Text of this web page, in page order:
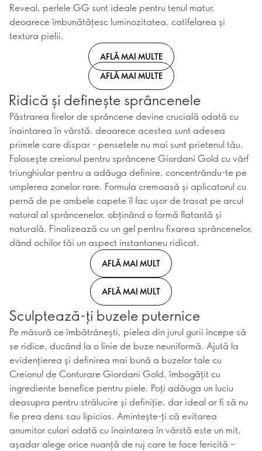
Reveal, perlele GG sunt ideale pentru tenul matur,
deoarece îmbunătățesc luminozitatea, catifelarea și
textura pielii.
AFLĂ MAI MULTE
AFLĂ MAI MULTE
Ridică și definește sprâncenele
Păstrarea firelor de sprâncene devine crucială odată cu
înaintarea în vârstă, deoarece acestea sunt adesea
primele care dispar - pensetele nu mai sunt prietenul tău.
Folosește creionul pentru sprâncene Giordani Gold cu vârf
triunghiular pentru a adăuga definire, concentrându-te pe
umplerea zonelor rare. Formula cremoasă și aplicatorul cu
pernă de pe ambele capete îl fac ușor de trasat pe arcul
natural al sprâncenelor, obținând o formă flatantă și
naturală. Finalizează cu un gel pentru fixarea sprâncenelor,
dând ochilor tăi un aspect instantaneu ridicat.
AFLĂ MAI MULT
AFLĂ MAI MULT
Sculptează-ți buzele puternice
Pe măsură ce îmbătrânești, pielea din jurul gurii începe să
se ridice, ducând la o linie de buze neuniformă. Ajută la
evidențierea și definirea mai bună a buzelor tale cu
Creionul de Conturare Giordani Gold, îmbogățit cu
ingrediente benefice pentru piele. Poți adăuga un luciu
deasupra pentru strălucire și definiție, dar ideal ar fi să nu
fie prea dens sau lipicios. Amintește-ți că evitarea
anumitor culori odată cu înaintarea în vârstă este un mit,
așadar alege orice nuanță de ruj care te face fericită –